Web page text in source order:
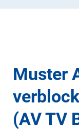
Muster
(AV TV